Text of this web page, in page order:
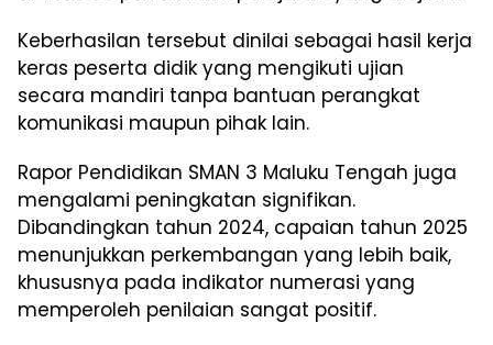
Keberhasilan tersebut dinilai sebagai hasil kerja
keras peserta didik yang mengikuti ujian
secara mandiri tanpa bantuan perangkat
komunikasi maupun pihak lain.
Rapor Pendidikan SMAN 3 Maluku Tengah juga
mengalami peningkatan signifikan.
Dibandingkan tahun 2024, capaian tahun 2025
menunjukkan perkembangan yang lebih baik,
khususnya pada indikator numerasi yang
memperoleh penilaian sangat positif.